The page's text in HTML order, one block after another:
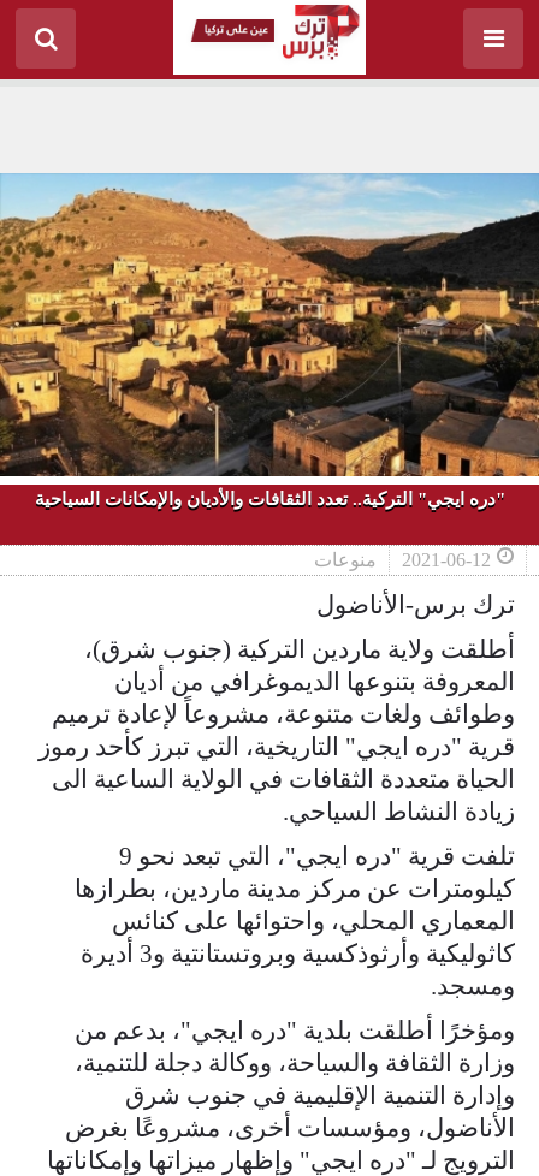
"دره ايجي" التركية.. تعدد الثقافات والأديان والإمكانات السياحية
2021-06-12 منوعات
ترك برس-الأناضول
أطلقت ولاية ماردين التركية (جنوب شرق)،
المعروفة بتنوعها الديموغرافي من أديان
وطوائف ولغات متنوعة، مشروعاً لإعادة ترميم
قرية "دره ايجي" التاريخية، التي تبرز كأحد رموز
الحياة متعددة الثقافات في الولاية الساعية الى
زيادة النشاط السياحي.
تلفت قرية "دره ايجي"، التي تبعد نحو 9
كيلومترات عن مركز مدينة ماردين، بطرازها
المعماري المحلي، واحتوائها على كنائس
كاثوليكية وأرثوذكسية وبروتستانتية و3 أديرة
ومسجد.
ومؤخرًا أطلقت بلدية "دره ايجي"، بدعم من
وزارة الثقافة والسياحة، ووكالة دجلة للتنمية،
وإدارة التنمية الإقليمية في جنوب شرق
الأناضول، ومؤسسات أخرى، مشروعًا بغرض
الترويج لـ "دره ايجي" وإظهار ميزاتها وإمكاناتها